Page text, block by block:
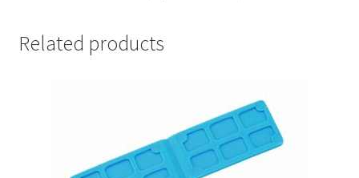
Related products